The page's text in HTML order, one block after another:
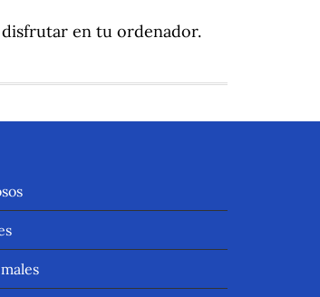
en tu ordenador.